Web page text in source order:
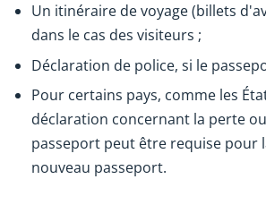
Un itinéraire de voyage (billets
dans le cas des visiteurs ;
Déclaration de police, si le
Pour certains pays, comme les
déclaration concernant la perte
passeport peut être requise pour
nouveau passeport.